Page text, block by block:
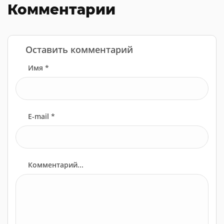
Комментарии
Оставить комментарий
Имя *
E-mail *
Комментарий...